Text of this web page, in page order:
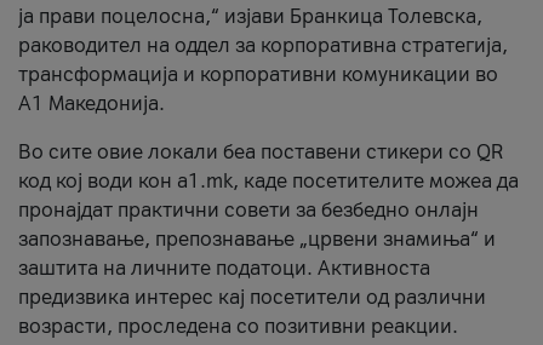
ја прави поцелосна,“ изјави Бранкица Толевска,
раководител на оддел за корпоративна стратегија,
трансформација и корпоративни комуникации во
А1 Македонија.
Во сите овие локали беа поставени стикери со QR
код кој води кон a1.mk, каде посетителите можеа да
пронајдат практични совети за безбедно онлајн
запознавање, препознавање „црвени знамиња“ и
заштита на личните податоци. Активноста
предизвика интерес кај посетители од различни
возрасти, проследена со позитивни реакции.